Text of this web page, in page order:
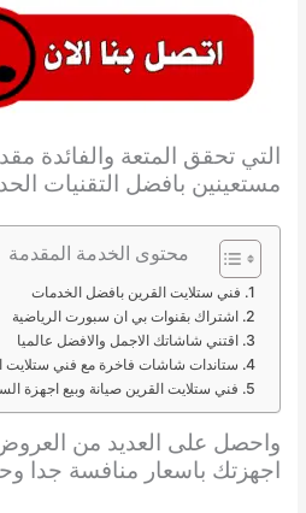
التي تحقق المتعة والفائدة
مستعينين بافضل التقنيات
محتوى الخدمة المقدمة
فني ستلايت القرين بافضل الخدمات
اشتراك بقنوات بي ان سبورت الرياضية
اقتني شاشاتك الاجمل والافضل عالميا
ستاندات شاشات فاخرة مع فني ستلايت
فني ستلايت القرين صيانة وبيع اجهزة
واحصل على العديد من
اجهزتك باسعار منافسة جدا